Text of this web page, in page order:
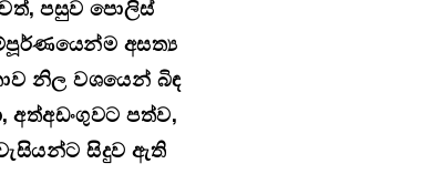
පසුව පොලිස්
අසත්‍ය
නිල වශයෙන් බිඳ
අත්අඩංගුවට පත්ව,
සිදුව ඇති